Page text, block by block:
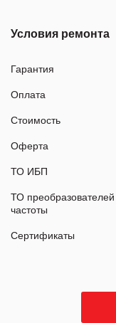
Условия ремонта
Гарантия
Оплата
Стоимость
Оферта
ТО ИБП
ТО преобразователей
частоты
Сертификаты